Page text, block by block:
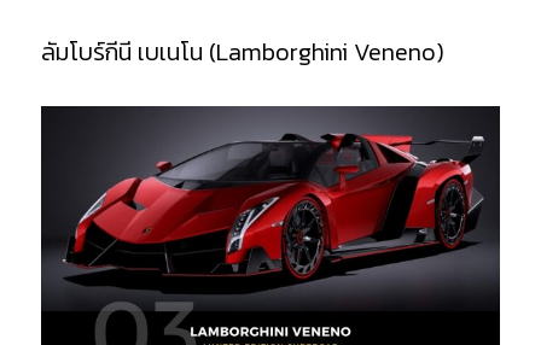
ลัมโบร์กีนี เบเนโน (Lamborghini Veneno)